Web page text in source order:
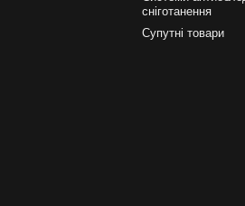
сніготанення
Супутні товари